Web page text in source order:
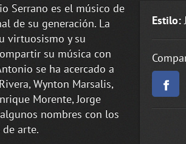
Estilo:
Serrano es el músico de
de su generación. La
virtuosismo y su
su música con
se ha acercado a
Wynton Marsalis,
Morente, Jorge
nombres con los
arte.